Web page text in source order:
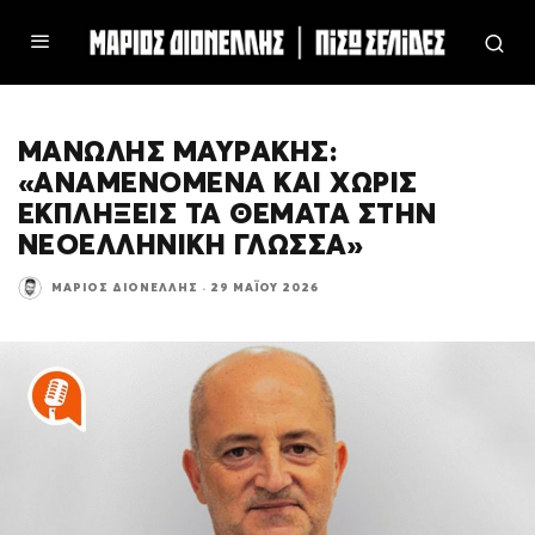
ΜΑΝΏΛΗΣ ΜΑΥΡΆΚΗΣ:
«ΑΝΑΜΕΝΌΜΕΝΑ ΚΑΙ ΧΩΡΊΣ
ΕΚΠΛΉΞΕΙΣ ΤΑ ΘΈΜΑΤΑ ΣΤΗΝ
ΝΕΟΕΛΛΗΝΙΚΉ ΓΛΏΣΣΑ»
ΜΆΡΙΟΣ ΔΙΟΝΈΛΛΗΣ · 29 ΜΑΪ́ΟΥ 2026